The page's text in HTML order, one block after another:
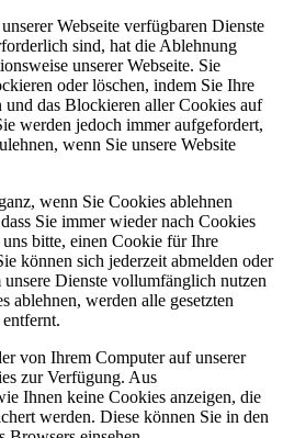
Webseite verfügbaren Dienste
sind, hat die Ablehnung
unserer Webseite. Sie
oder löschen, indem Sie Ihre
das Blockieren aller Cookies auf
werden jedoch immer aufgefordert,
wenn Sie unsere Website
wenn Sie Cookies ablehnen
Sie immer wieder nach Cookies
bitte, einen Cookie für Ihre
können sich jederzeit abmelden oder
unsere Dienste vollumfänglich nutzen
ablehnen, werden alle gesetzten
von Ihrem Computer auf unserer
zur Verfügung. Aus
Ihnen keine Cookies anzeigen, die
werden. Diese können Sie in den